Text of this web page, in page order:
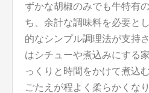
ずかな胡椒のみでも牛特有
ち、余計な調味料を必要と
的なシンプル調理法が支持
はシチューや煮込みにする
っくりと時間をかけて煮込
ごたえが程よく柔らかくな